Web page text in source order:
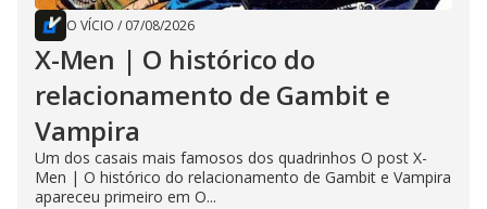
O VÍCIO / 07/08/2026
X-Men | O histórico do
relacionamento de Gambit e
Vampira
Um dos casais mais famosos dos quadrinhos O post X-
Men | O histórico do relacionamento de Gambit e Vampira
apareceu primeiro em O...